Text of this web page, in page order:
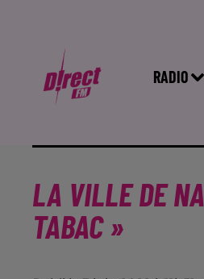
RADIO
LA VILLE DE
TABAC »